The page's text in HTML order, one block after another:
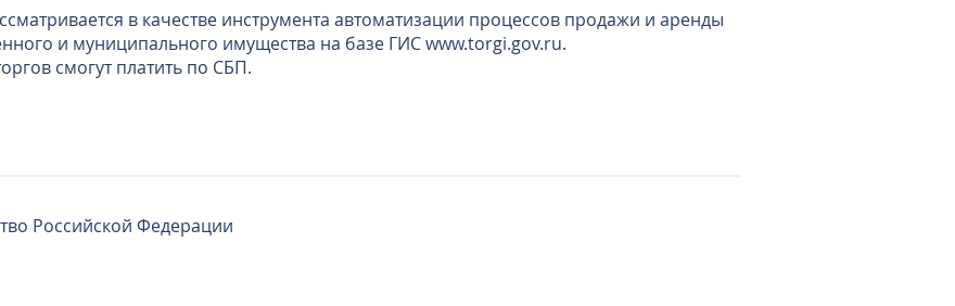
в качестве инструмента автоматизации процессов продажи и аренды
и муниципального имущества на базе ГИСwww.torgi.gov.ru.
смогут платить по СБП.
Российской Федерации